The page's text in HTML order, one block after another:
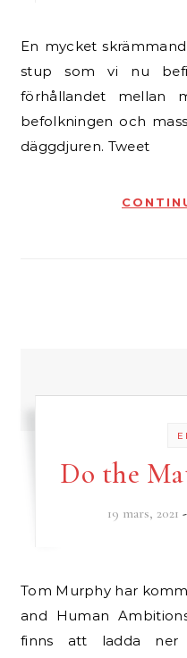
En mycket skrämmande kurva är detta ekologiska
stup som vi nu
förhållandet mellan
befolkningen och
däggdjuren. Tweet
Do the
19 mars, 2021
Tom Murphy har kommit ut med en e-bok, ”Energy
and Human
finns att ladda